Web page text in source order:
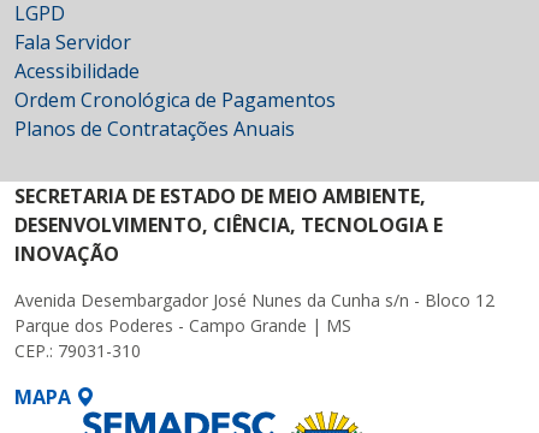
LGPD
Fala Servidor
Acessibilidade
Ordem Cronológica de Pagamentos
Planos de Contratações Anuais
SECRETARIA DE ESTADO DE MEIO AMBIENTE,
DESENVOLVIMENTO, CIÊNCIA, TECNOLOGIA E
INOVAÇÃO
Avenida Desembargador José Nunes da Cunha s/n - Bloco 12
Parque dos Poderes - Campo Grande | MS
CEP.: 79031-310
MAPA